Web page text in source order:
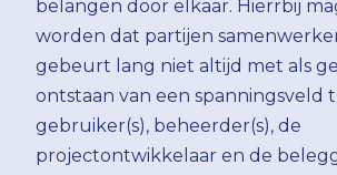
belangen door elkaar. Hierrbij
worden dat partijen
gebeurt lang niet altijd met als
ontstaan van een spanningsveld
gebruiker(s), beheerder(s), de
projectontwikkelaar en de